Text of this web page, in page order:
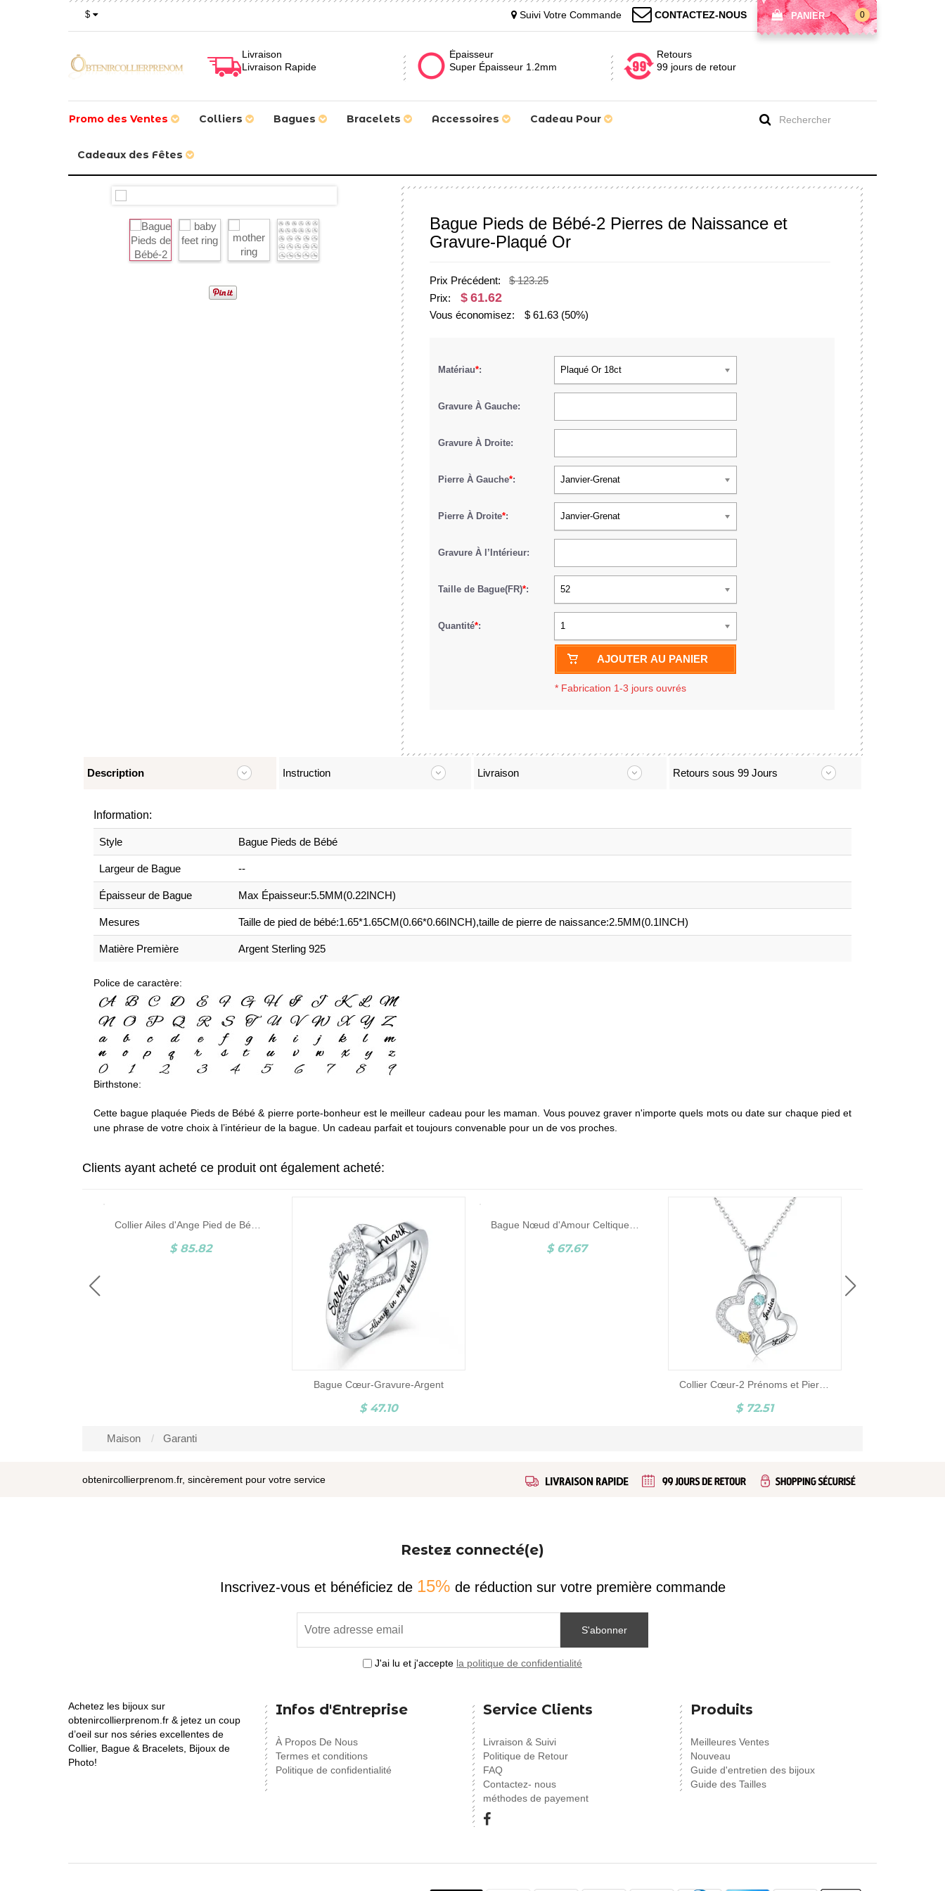
$ PANIER 0
CONTACTEZ-NOUS
Suivi Votre Commande
Livraison
Livraison Rapide
Épaisseur
Super Épaisseur 1.2mm
Retours
99 jours de retour
Promo des Ventes Colliers Bagues Bracelets Accessoires Cadeau Pour
Cadeaux des Fêtes
Bague Pieds de Bébé-2 Pierres de Naissance et
Gravure-Plaqué Or
Prix Précédent:
$ 123.25
Prix:
$ 61.62
Vous économisez: $ 61.63 (50%)
Matériau*: Plaqué Or 18ct
Gravure À Gauche:
Gravure À Droite:
Pierre À Gauche*: Janvier-Grenat
Pierre À Droite*: Janvier-Grenat
Gravure À l’Intérieur:
Taille de Bague(FR)*: 52
Quantité*: 1
AJOUTER AU PANIER
* Fabrication 1-3 jours ouvrés
Description Instruction Livraison Retours sous 99 Jours
Information:
Style Bague Pieds de Bébé
Largeur de Bague --
Épaisseur de Bague Max Épaisseur:5.5MM(0.22INCH)
Mesures Taille de pied de bébé:1.65*1.65CM(0.66*0.66INCH),taille de pierre de naissance:2.5MM(0.1INCH)
Matière Première Argent Sterling 925
Police de caractère:
Birthstone:
Cette bague plaquée Pieds de Bébé & pierre porte-bonheur est le meilleur cadeau pour les maman. Vous pouvez graver n'importe quels mots ou date sur chaque pied et
une phrase de votre choix à l’intérieur de la bague. Un cadeau parfait et toujours convenable pour un de vos proches.
Clients ayant acheté ce produit ont également acheté:
$ 85.82
Bague Cœur-Gravure-Argent
$ 47.10
$ 67.67
Collier Cœur-2 Prénoms et Pierres de Naissance-Argent
$ 72.51
Maison Garanti
obtenircollierprenom.fr, sincèrement pour votre service
Restez connecté(e)
Inscrivez-vous et bénéficiez de 15% de réduction sur votre première commande
S'abonner
J'ai lu et j'accepte la politique de confidentialité
Achetez les bijoux sur
obtenircollierprenom.fr & jetez un coup
d’oeil sur nos séries excellentes de
Collier, Bague & Bracelets, Bijoux de
Photo!
Infos d'Entreprise
À Propos De Nous
Termes et conditions
Politique de confidentialité
Service Clients
Livraison & Suivi
Politique de Retour
FAQ
Contactez- nous
méthodes de payement
Produits
Meilleures Ventes
Nouveau
Guide d'entretien des bijoux
Guide des Tailles